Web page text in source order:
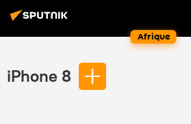
Afrique
iPhone 8